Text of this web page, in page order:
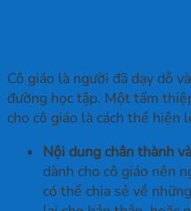
Cô giáo là người đã dạy dỗ
đường học tập. Một tấm
cho cô giáo là cách thể hiện
Nội dung chân thành
dành cho cô giáo nên
có thể chia sẻ về